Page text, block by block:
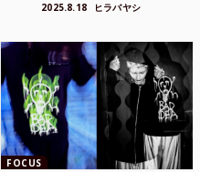
2025.8.18 ヒラバヤシ
FOCUS